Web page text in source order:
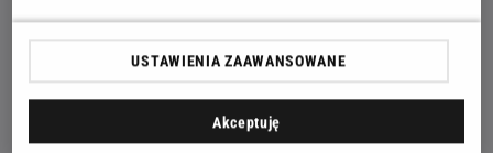
OPIS FILMU
Po światowym sukcesie Spider-Man: Bez drogi do domu,
rozdział w życiu Petera Parkera i Spider-Mana.
USTAWIENIA ZAAWANSOWANE
Akceptuję